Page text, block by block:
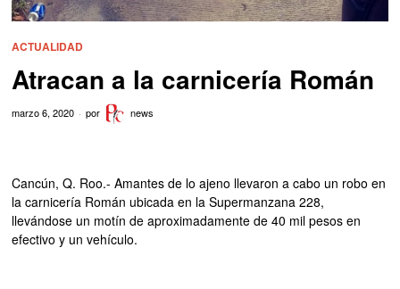
ACTUALIDAD
Atracan a la carnicería Román
marzo 6, 2020 por news
Cancún, Q. Roo.- Amantes de lo ajeno llevaron a cabo un robo en
la carnicería Román ubicada en la Supermanzana 228,
llevándose un motín de aproximadamente de 40 mil pesos en
efectivo y un vehículo.